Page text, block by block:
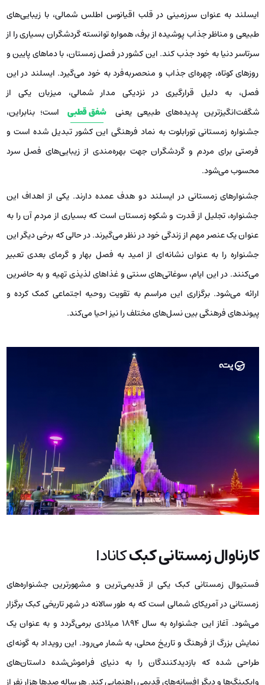
ایسلند به عنوان سرزمینی در قلب اقیانوس اطلس شمالی، با زیبایی‌های
طبیعی و مناظر جذاب پوشیده از برف، همواره توانسته گردشگران بسیاری را از
سرتاسر دنیا به خود جذب کند. این کشور در فصل زمستان، با دماهای پایین و
روزهای کوتاه، چهره‌ای جذاب و منحصربه‌فرد به خود می‌گیرد. ایسلند در این
فصل، به دلیل قرارگیری در نزدیکی مدار شمالی، میزبان یکی از
شگفت‌انگیزترین پدیده‌های طبیعی یعنی
شفق قطبی
است؛ بنابراین،
جشنواره زمستانی تورابلوت به نماد فرهنگی این کشور تبدیل شده است و
فرصتی برای مردم و گردشگران جهت بهره‌مندی از زیبایی‌های فصل سرد
محسوب می‌شود.
جشنوارهای زمستانی در ایسلند دو هدف عمده دارند. یکی از اهداف این
جشنواره، تجلیل از قدرت و شکوه زمستان است که بسیاری از مردم آن را به
عنوان یک عنصر مهم از زندگی خود در نظر می‌گیرند. در حالی که برخی دیگر این
جشنواره را به عنوان نشانه‌ای از امید به فصل بهار و گرمای بعدی تعبیر
می‌کنند. در این ایام، سوغاتی‌های سنتی و غذاهای لذیذی تهیه و به حاضرین
ارائه می‌شود. برگزاری این مراسم به تقویت روحیه اجتماعی کمک کرده و
پیوندهای فرهنگی بین نسل‌های مختلف را نیز احیا می‌کند.
کارناوال زمستانی کبککانادا
فستیوال زمستانی کبک یکی از قدیمی‌ترین و مشهورترین جشنواره‌های
زمستانی در آمریکای شمالی است که به طور سالانه در شهر تاریخی کبک برگزار
می‌شود. آغاز این جشنواره به سال 1894 میلادی برمی‌گردد و به عنوان یک
نمایش بزرگ از فرهنگ و تاریخ محلی، به شمار می‌رود. این رویداد به گونه‌ای
طراحی شده که بازدیدکنندگان را به دنیای فراموش‌شده داستان‌های
وایکینگ‌ها و دیگر افسانه‌های قدیمی راهنمایی کند. هر ساله صدها هزار نفر از